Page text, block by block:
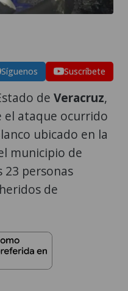
Síguenos Suscríbete
de Veracruz,
el ataque ocurrido
ubicado en la
municipio de
23 personas
de